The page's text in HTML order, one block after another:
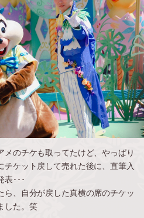
のチケも取ってたけど、やっぱり
チケット戻して売れた後に、直筆入
表･･･
ら、自分が戻した真横の席のチケッ
した。笑